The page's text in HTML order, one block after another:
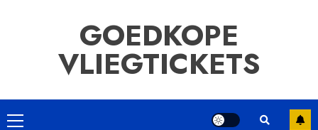
GOEDKOPE
VLIEGTICKETS
Primair